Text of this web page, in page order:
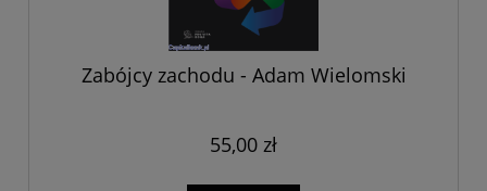
Zabójcy zachodu - Adam Wielomski
55,00 zł